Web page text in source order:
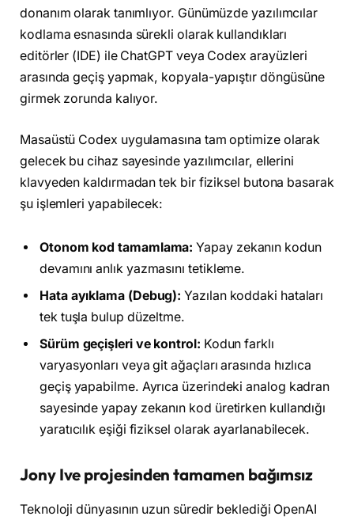
donanım olarak tanımlıyor. Günümüzde yazılımcılar
kodlama esnasında sürekli olarak kullandıkları
editörler (IDE) ile ChatGPT veya Codex arayüzleri
arasında geçiş yapmak, kopyala-yapıştır döngüsüne
girmek zorunda kalıyor.
Masaüstü Codex uygulamasına tam optimize olarak
gelecek bu cihaz sayesinde yazılımcılar, ellerini
klavyeden kaldırmadan tek bir fiziksel butona basarak
şu işlemleri yapabilecek:
Otonom kod tamamlama: Yapay zekanın kodun
devamını anlık yazmasını tetikleme.
Hata ayıklama (Debug): Yazılan koddaki hataları
tek tuşla bulup düzeltme.
Sürüm geçişleri ve kontrol: Kodun farklı
varyasyonları veya git ağaçları arasında hızlıca
geçiş yapabilme. Ayrıca üzerindeki analog kadran
sayesinde yapay zekanın kod üretirken kullandığı
yaratıcılık eşiği fiziksel olarak ayarlanabilecek.
Jony Ive projesinden tamamen bağımsız
Teknoloji dünyasının uzun süredir beklediği OpenAI